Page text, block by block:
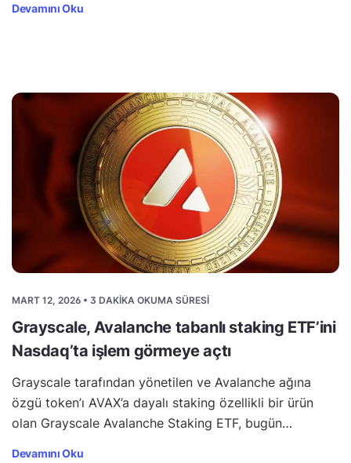
Devamını Oku
MART 12, 2026 • 3 DAKIKA OKUMA SÜRESI
Grayscale, Avalanche tabanlı staking ETF’ini
Nasdaq’ta işlem görmeye açtı
Grayscale tarafından yönetilen ve Avalanche ağına
özgü token’ı AVAX’a dayalı staking özellikli bir ürün
olan Grayscale Avalanche Staking ETF, bugün…
Devamını Oku